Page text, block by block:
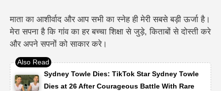
माता का आशीर्वाद और आप सभी का स्नेह ही मेरी सबसे बड़ी ऊर्जा है।
मेरा सपना है कि गांव का हर बच्चा शिक्षा से जुड़े, किताबों से दोस्ती करे
और अपने सपनों को साकार करे।
Sydney Towle Dies: TikTok Star Sydney Towle
Dies at 26 After Courageous Battle With Rare